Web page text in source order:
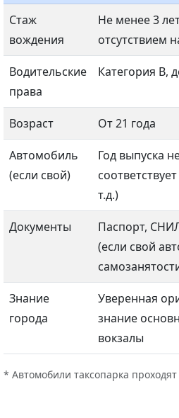
Стаж
вождения
Не менее 3
отсутствием
Водительские
права
Категория B,
Возраст От 21 года
Автомобиль
(если свой)
Год выпуска
т.д.)
Документы
Паспорт,
(если свой
Знание
города
Уверенная
знание
вокзалы
* Автомобили таксопарка